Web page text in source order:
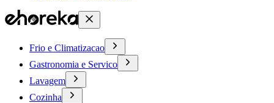
Frio e Climatizacao
Gastronomia e Servico
Lavagem
Cozinha